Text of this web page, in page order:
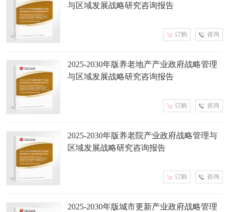
与区域发展战略研究咨询报告
咨询
订购
2025-2030年版养老地产产业政府战略管理
与区域发展战略研究咨询报告
咨询
订购
2025-2030年版养老院产业政府战略管理与
区域发展战略研究咨询报告
咨询
订购
2025-2030年版城市更新产业政府战略管理